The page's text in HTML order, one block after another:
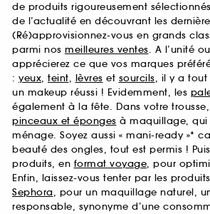
de produits rigoureusement
de l’actualité en découvrant les
(Ré)approvisionnez-vous en grands
parmi nos meilleures ventes. A l’unité
apprécierez ce que vos marques
: yeux, teint, lèvres et sourcils, il y a tout
un makeup réussi ! Evidemment, les
également à la fête. Dans votre
pinceaux et éponges à maquillage,
ménage. Soyez aussi « mani-ready »*
beauté des ongles, tout est permis !
produits, en format voyage, pour
Enfin, laissez-vous tenter par les
Sephora, pour un maquillage naturel,
responsable, synonyme d’une